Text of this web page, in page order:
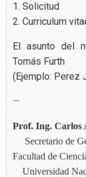
1. Solicitud
2. Curriculum
El asunto del
Tomás Furth
(Ejemplo: Perez
—
Prof. Ing. Carlos
Secretario de
Facultad de
Universidad